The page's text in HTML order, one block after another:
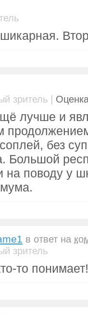
зритель |
лучше и
без
Большой
на поводу у
в ответ на
зритель
то понимает!